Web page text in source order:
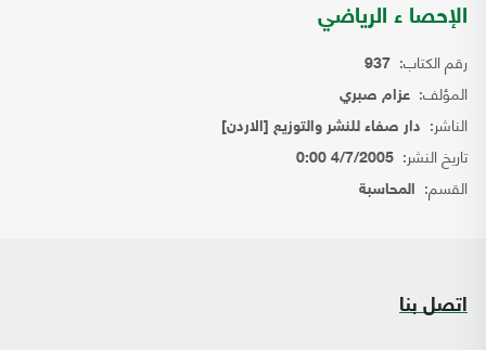
الإحصا ء الرياضي
رقم الكتاب: 937
المؤلف: عزام صبري
الناشر: دار صفاء للنشر والتوزيع [الاردن]
تاريخ النشر: 4/7/2005 0:00
القسم: المحاسبة
اتصل بنا